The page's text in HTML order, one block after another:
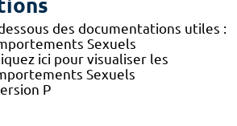
des documentations utiles :
Sexuels
ici pour visualiser les
Sexuels
P